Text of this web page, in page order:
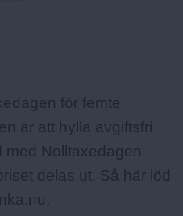
för femte
är att hylla avgiftsfri
med Nolltaxedagen
delas ut. Så här löd